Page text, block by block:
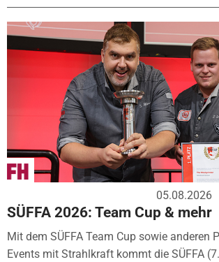
05.08.2026
SÜFFA 2026: Team Cup & mehr
Mit dem SÜFFA Team Cup sowie anderen
Events mit Strahlkraft kommt die SÜFFA